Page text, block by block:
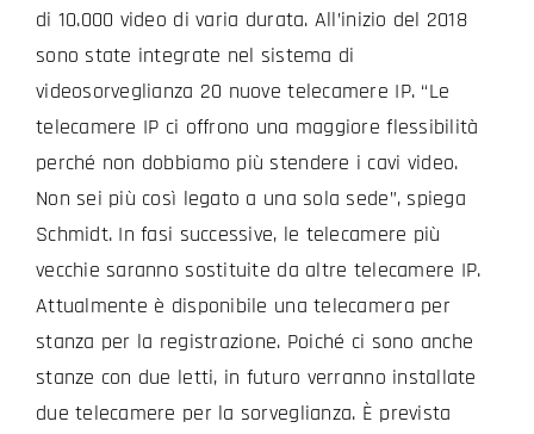
di 10.000 video di varia durata. All’inizio del 2018
sono state integrate nel sistema di
videosorveglianza 20 nuove telecamere IP. “Le
telecamere IP ci offrono una maggiore flessibilità
perché non dobbiamo più stendere i cavi video.
Non sei più così legato a una sola sede”, spiega
Schmidt. In fasi successive, le telecamere più
vecchie saranno sostituite da altre telecamere IP.
Attualmente è disponibile una telecamera per
stanza per la registrazione. Poiché ci sono anche
stanze con due letti, in futuro verranno installate
due telecamere per la sorveglianza. È prevista